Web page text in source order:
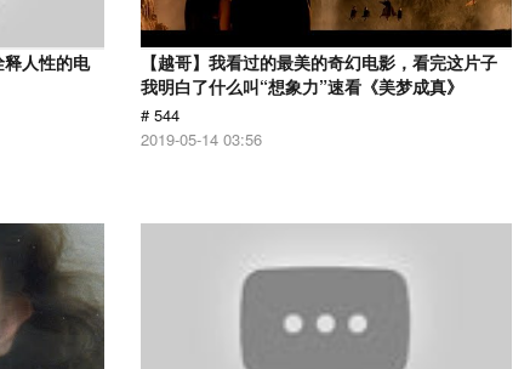
释人性的电
【越哥】我看过的最美的奇幻电影，看完这片子
我明白了什么叫“想象力”速看《美梦成真》
# 544
2019-05-14 03:56